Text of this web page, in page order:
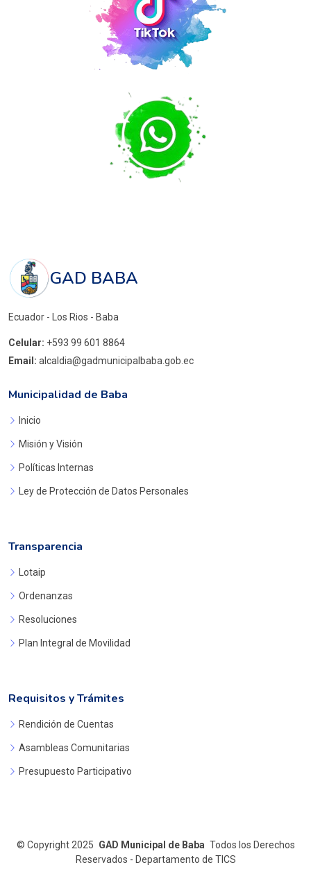
GAD BABA
Ecuador - Los Rios - Baba
Celular: +593 99 601 8864
Email: alcaldia@gadmunicipalbaba.gob.ec
Municipalidad de Baba
Inicio
Misión y Visión
Políticas Internas
Ley de Protección de Datos Personales
Transparencia
Lotaip
Ordenanzas
Resoluciones
Plan Integral de Movilidad
Requisitos y Trámites
Rendición de Cuentas
Asambleas Comunitarias
Presupuesto Participativo
© Copyright 2025 GAD Municipal de Baba Todos los Derechos
Reservados - Departamento de TICS